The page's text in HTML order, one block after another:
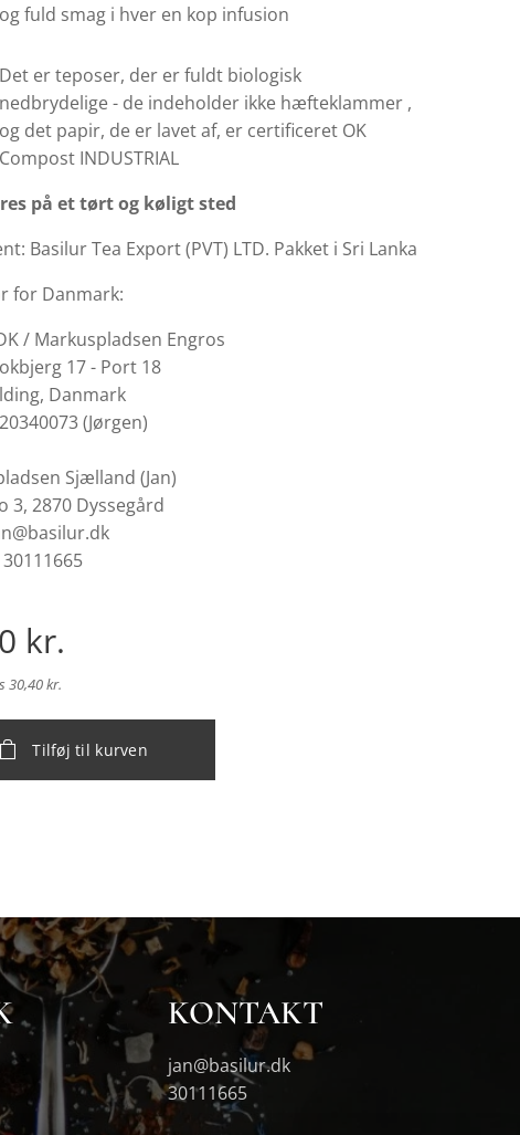
og fuld smag i hver en kop infusion
Det er teposer, der er fuldt biologisk
nedbrydelige - de indeholder ikke hæfteklammer ,
og det papir, de er lavet af, er certificeret OK
Compost INDUSTRIAL
på et tørt og køligt sted
Basilur Tea Export (PVT) LTD. Pakket i Sri Lanka
for Danmark:
/ Markuspladsen Engros
17 - Port 18
Danmark
(Jørgen)
Sjælland (Jan)
3, 2870 Dyssegård
kr.
30,40 kr.
Tilføj til kurven
KONTAKT
jan@basilur.dk
30111665